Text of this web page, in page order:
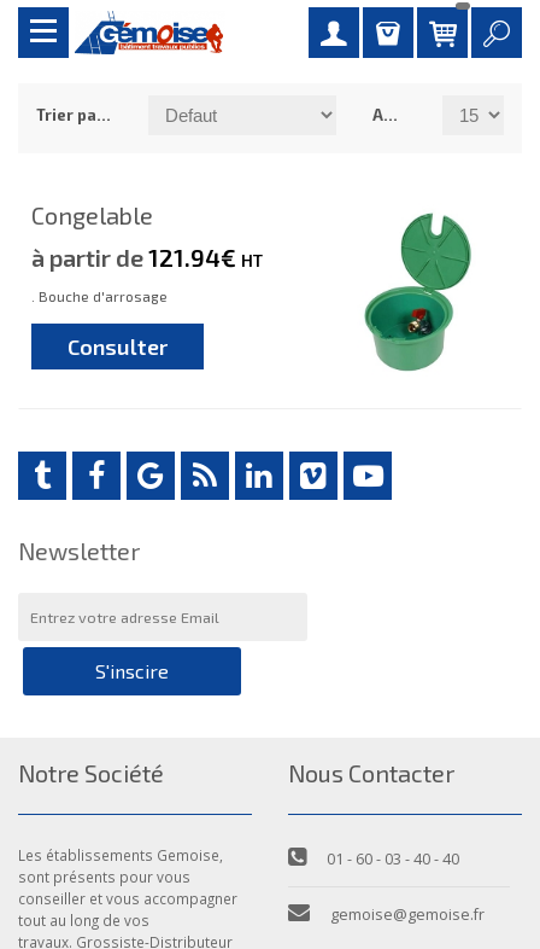
Trier par : Afficher :
Congelable
à partir de121.94€ HT
. Bouche d'arrosage
Consulter
Newsletter
S'inscire
Notre Société
Les établissements Gemoise,
sont présents pour vous
conseiller et vous accompagner
tout au long de vos
travaux. Grossiste-Distributeur
Nous Contacter
01 - 60 - 03 - 40 - 40
gemoise@gemoise.fr